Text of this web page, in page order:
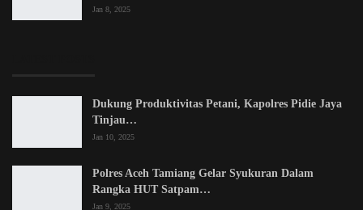
Jan 8, 2025
Dukung Produktivitas Petani, Kapolres Pidie Jaya
Tinjau…
Jan 10, 2025
Polres Aceh Tamiang Gelar Syukuran Dalam
Rangka HUT Satpam…
Jan 9, 2025